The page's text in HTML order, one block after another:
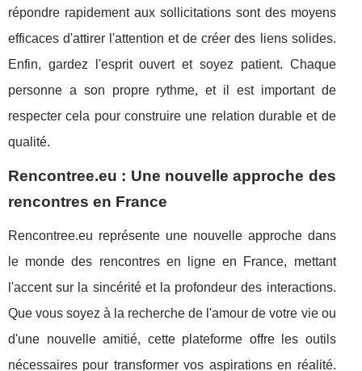
répondre rapidement aux sollicitations sont des moyens
efficaces d'attirer l'attention et de créer des liens solides.
Enfin, gardez l'esprit ouvert et soyez patient. Chaque
personne a son propre rythme, et il est important de
respecter cela pour construire une relation durable et de
qualité.
Rencontree.eu : Une nouvelle approche des
rencontres en France
Rencontree.eu représente une nouvelle approche dans
le monde des rencontres en ligne en France, mettant
l'accent sur la sincérité et la profondeur des interactions.
Que vous soyez à la recherche de l'amour de votre vie ou
d'une nouvelle amitié, cette plateforme offre les outils
nécessaires pour transformer vos aspirations en réalité.